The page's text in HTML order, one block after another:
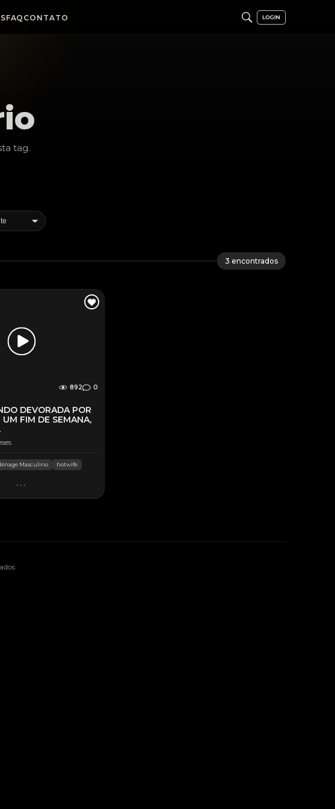
FAQ CONTATO
tag.
3 encontrados
892 0
DEVORADA POR
UM FIM DE SEMANA,
Masculino hotwife
...